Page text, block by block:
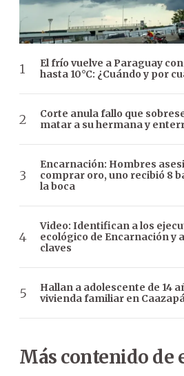
El frío vuelve a Paraguay
hasta 10°C: ¿Cuándo y por
Corte anula fallo que
matar a su hermana y
Encarnación: Hombres
comprar oro, uno recibió 8
la boca
Video: Identifican a los
ecológico de Encarnación y
claves
Hallan a adolescente de 14
vivienda familiar en
Más contenido de